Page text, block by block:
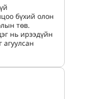
бүхий олон
төв.
нь ирээдүйн
агуулсан